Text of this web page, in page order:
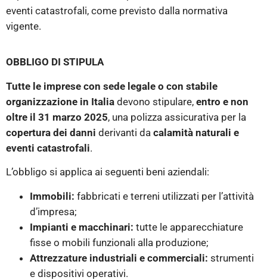
eventi catastrofali, come previsto dalla normativa
vigente.
OBBLIGO DI STIPULA
Tutte le imprese con sede legale o con stabile
organizzazione in Italia devono stipulare, entro e non
oltre il 31 marzo 2025, una polizza assicurativa per la
copertura dei danni derivanti da calamità naturali e
eventi catastrofali.
L’obbligo si applica ai seguenti beni aziendali:
Immobili: fabbricati e terreni utilizzati per l’attività
d’impresa;
Impianti e macchinari: tutte le apparecchiature
fisse o mobili funzionali alla produzione;
Attrezzature industriali e commerciali: strumenti
e dispositivi operativi.